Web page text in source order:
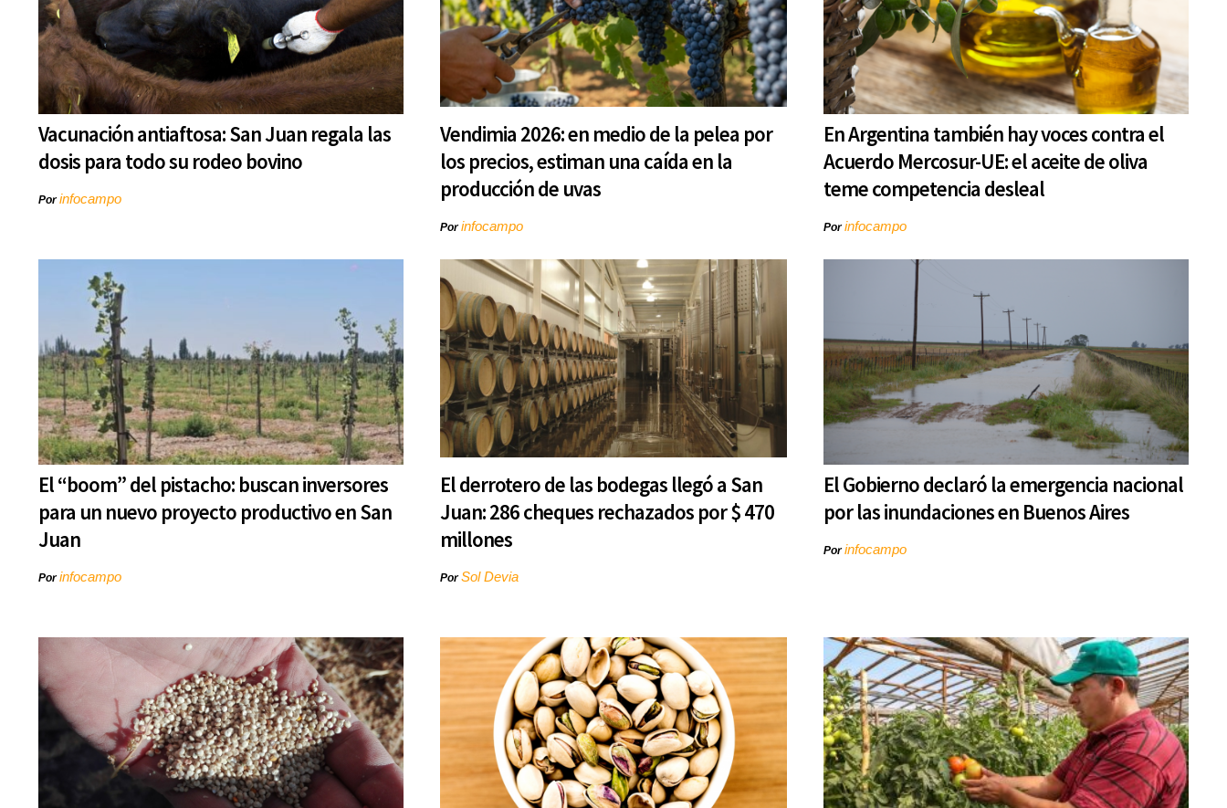
Vacunación antiaftosa: San Juan regala las
dosis para todo su rodeo bovino
Porinfocampo
Vendimia 2026: en medio de la pelea por
los precios, estiman una caída en la
producción de uvas
Porinfocampo
En Argentina también hay voces contra el
Acuerdo Mercosur-UE: el aceite de oliva
teme competencia desleal
Porinfocampo
El “boom” del pistacho: buscan inversores
para un nuevo proyecto productivo en San
Juan
Porinfocampo
El derrotero de las bodegas llegó a San
Juan: 286 cheques rechazados por $ 470
millones
PorSol Devia
El Gobierno declaró la emergencia nacional
por las inundaciones en Buenos Aires
Porinfocampo